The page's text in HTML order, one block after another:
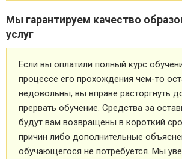
Мы гарантируем качество
услуг
Если вы оплатили полный курс
процессе его прохождения чем-то
недовольны, вы вправе расторгнуть
прервать обучение. Средства за
будут вам возвращены в короткий
причин либо дополнительные
обучающегося не потребуется. Мы